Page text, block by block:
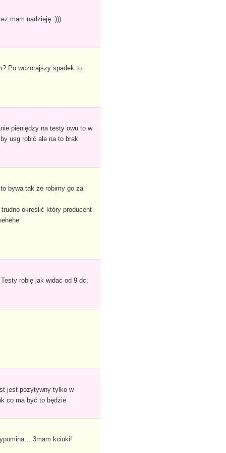
mam nadzieję :)))
Po wczorajszy spadek to
pieniędzy na testy owu to w
usg robić ale na to brak
bywa tak że robimy go za
określić który producent
robię jak widać od 9 dc,
jest pozytywny tylko w
co ma być to będzie
3mam kciuki!